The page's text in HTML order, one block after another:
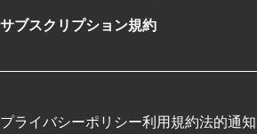
サブスクリプション規約
プライバシーポリシー利用規約法的通知